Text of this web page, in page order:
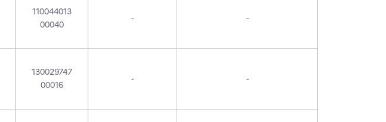
110044013
00040
- -
130029747
00016
- -